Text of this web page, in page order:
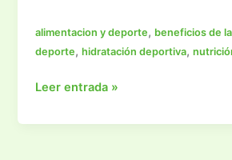
alimentacion y deporte, beneficios de
deporte,hidratación deportiva,
Hidratación
¿cómo
Leer entrada »